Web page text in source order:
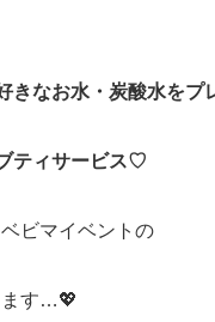
きなお水・炭酸水を
ティサービス♡
ビマイベントの
ます…💖